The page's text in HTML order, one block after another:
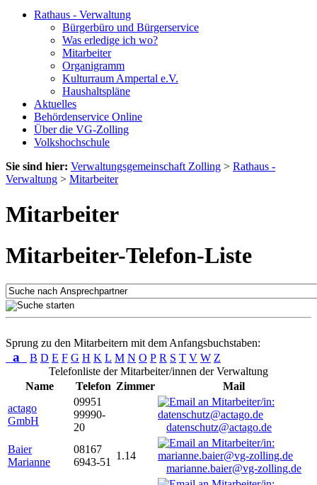
Rathaus - Verwaltung
Bürgerbüro und Bürgerservice
Was erledige ich wo?
Mitarbeiter
Organigramm
Kulturraum Ampertal e.V.
Haushaltspläne
Aktuelles
Behördenservice Online
Über die VG-Zolling
Volkshochschule
Sie sind hier: Verwaltungsgemeinschaft Zolling > Rathaus -
Verwaltung > Mitarbeiter
Mitarbeiter
Mitarbeiter-Telefon-Liste
Sprung zu den Mitarbeitern mit dem Anfangsbuchstaben:
a B D E F G H K L M N O P R S T V W Z
Telefonliste der Mitarbeiter/innen der Verwaltung
Name
Telefon Zimmer
Mail
actago
GmbH
09951
99990-
20
datenschutz@actago.de
Baier
Marianne
08167
6943-51
1.14
marianne.baier@vg-zolling.de